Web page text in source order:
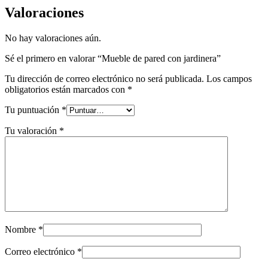
Valoraciones
No hay valoraciones aún.
Sé el primero en valorar “Mueble de pared con jardinera”
Tu dirección de correo electrónico no será publicada. Los campos
obligatorios están marcados con *
Tu puntuación *
Tu valoración *
Nombre *
Correo electrónico *